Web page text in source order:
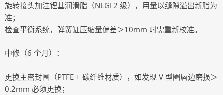
旋转接头加注锂基润滑脂（NLGI 2 级），用量以缝隙溢出新脂为
准；
检查平衡系统，弹簧缸压缩量偏差＞10mm 时需重新校准。
中修（6 个月）：
更换主密封圈（PTFE + 碳纤维材质），如发现 V 型圈唇边磨损＞
0.2mm 必须更换；